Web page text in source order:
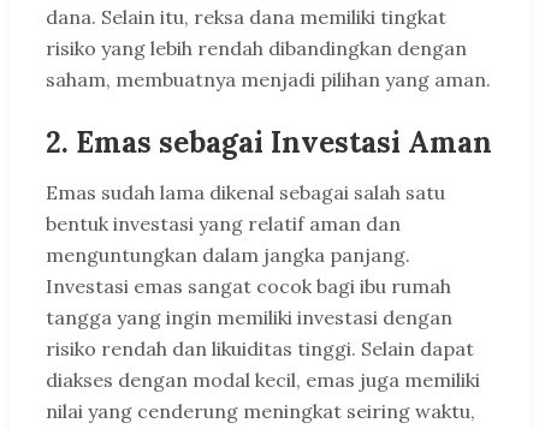
dana. Selain itu, reksa dana memiliki tingkat
risiko yang lebih rendah dibandingkan dengan
saham, membuatnya menjadi pilihan yang aman.
2. Emas sebagai Investasi Aman
Emas sudah lama dikenal sebagai salah satu
bentuk investasi yang relatif aman dan
menguntungkan dalam jangka panjang.
Investasi emas sangat cocok bagi ibu rumah
tangga yang ingin memiliki investasi dengan
risiko rendah dan likuiditas tinggi. Selain dapat
diakses dengan modal kecil, emas juga memiliki
nilai yang cenderung meningkat seiring waktu,